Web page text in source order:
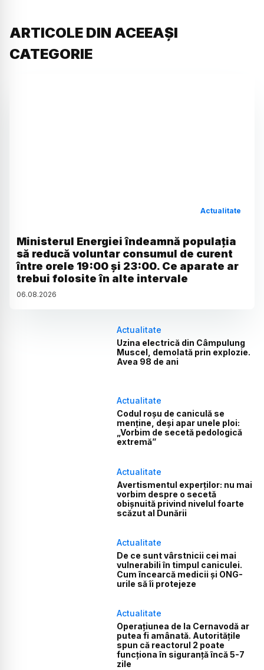
ARTICOLE DIN ACEEAȘI
CATEGORIE
Actualitate
Ministerul Energiei îndeamnă populația
să reducă voluntar consumul de curent
între orele 19:00 și 23:00. Ce aparate ar
trebui folosite în alte intervale
06.08.2026
Actualitate
Uzina electrică din Câmpulung
Muscel, demolată prin explozie.
Avea 98 de ani
Actualitate
Codul roșu de caniculă se
menține, deși apar unele ploi:
„Vorbim de secetă pedologică
extremă”
Actualitate
Avertismentul experților: nu mai
vorbim despre o secetă
obișnuită privind nivelul foarte
scăzut al Dunării
Actualitate
De ce sunt vârstnicii cei mai
vulnerabili în timpul caniculei.
Cum încearcă medicii și ONG-
urile să îi protejeze
Actualitate
Operațiunea de la Cernavodă ar
putea fi amânată. Autoritățile
spun că reactorul 2 poate
funcționa în siguranță încă 5-7
zile